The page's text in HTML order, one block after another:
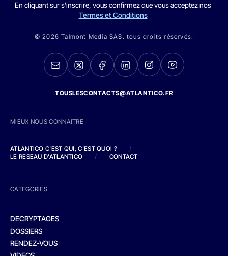
En cliquant sur s'inscrire, vous confirmez que vous acceptez nos
Termes et Conditions
© 2026 Talmont Media SAS. tous droits réservés.
TOUSLESCONTACTS@ATLANTICO.FR
MIEUX NOUS CONNAITRE
ATLANTICO C'EST QUI, C'EST QUOI ?
/
LE RESEAU D'ATLANTICO
/ CONTACT
CATEGORIES
DECRYPTAGES
DOSSIERS
RENDEZ-VOUS